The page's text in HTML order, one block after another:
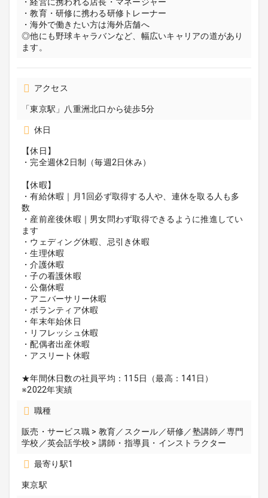
・経営に携われる店長・マネージャー
・教育・研修に携わる研修トレーナー
・海外で働きたい方は海外店舗へ
◎他にも野球キャラバンなど、幅広いキャリアの道があり
ます。
アクセス
「東京駅」八重洲北口から徒歩5分
休日
【休日】
・完全週休2日制（毎週2日休み）
【休暇】
・有給休暇｜月1回必ず取得する人や、連休を取る人も多
数
・産前産後休暇｜男女問わず取得できるように推進してい
ます
・ウェディング休暇、忌引き休暇
・生理休暇
・介護休暇
・子の看護休暇
・公傷休暇
・アニバーサリー休暇
・ボランティア休暇
・年末年始休日
・リフレッシュ休暇
・配偶者出産休暇
・アスリート休暇
★年間休日数の社員平均：115日（最高：141日）
※2022年実績
職種
販売・サービス職 > 教育／スクール／研修／塾講師／専門
学校／英会話学校 > 講師・指導員・インストラクター
最寄り駅1
東京駅